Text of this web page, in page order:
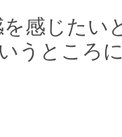
を感じたい
うところ